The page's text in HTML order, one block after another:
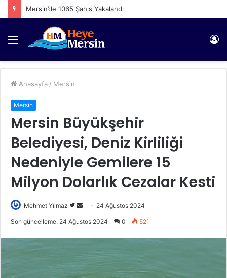
Mersin’de 1065 Şahıs Yakalandı
Menü
Anasayfa / Mersin
Mersin
Mersin Büyükşehir
Belediyesi, Deniz Kirliliği
Nedeniyle Gemilere 15
Milyon Dolarlık Cezalar Kesti
Mehmet Yılmaz
Twitter'da
Bir
24 Ağustos 2024
Son güncelleme: 24 Ağustos 2024 0 521